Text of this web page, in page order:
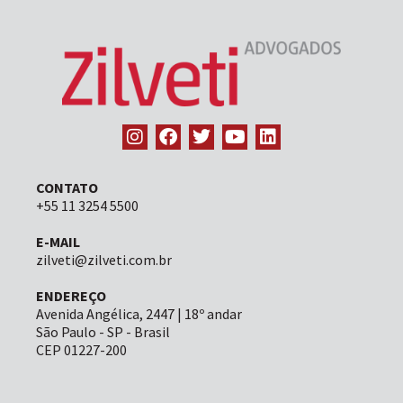
CONTATO
+55 11 3254 5500
E-MAIL
zilveti@zilveti.com.br
ENDEREÇO
Avenida Angélica, 2447 | 18º andar
São Paulo - SP - Brasil
CEP 01227-200